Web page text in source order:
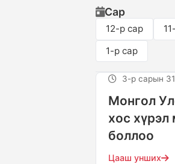
Сар
12-р сар
1-р сар
3-р сарын 31
Монгол
хос хүрэл
боллоо
Цааш унших